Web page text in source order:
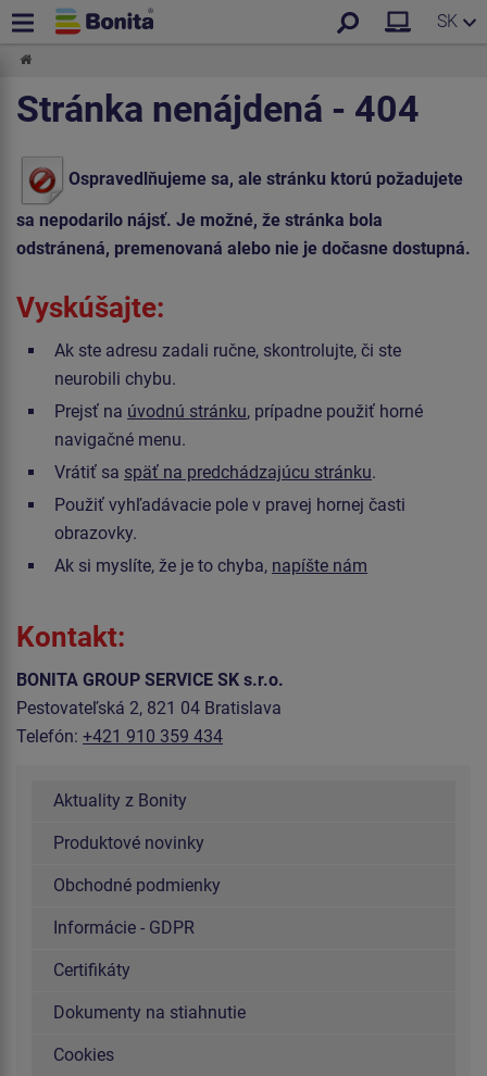
SK
Stránka nenájdená - 404
Ospravedlňujeme sa, ale stránku ktorú požadujete
sa nepodarilo nájsť. Je možné, že stránka bola
odstránená, premenovaná alebo nie je dočasne dostupná.
Vyskúšajte:
Ak ste adresu zadali ručne, skontrolujte, či ste
neurobili chybu.
Prejsť na úvodnú stránku, prípadne použiť horné
navigačné menu.
Vrátiť sa späť na predchádzajúcu stránku.
Použiť vyhľadávacie pole v pravej hornej časti
obrazovky.
Ak si myslíte, že je to chyba, napíšte nám
Kontakt:
BONITA GROUP SERVICE SK s.r.o.
Pestovateľská 2, 821 04 Bratislava
Telefón: +421 910 359 434
Aktuality z Bonity
Produktové novinky
Obchodné podmienky
Informácie - GDPR
Certifikáty
Dokumenty na stiahnutie
Cookies